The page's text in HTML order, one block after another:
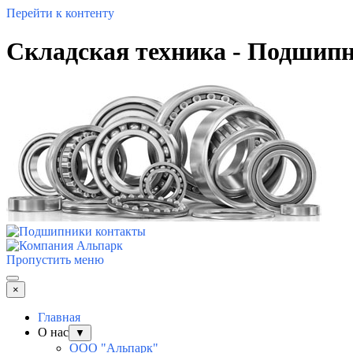
Перейти к контенту
Складская техника -
Пропустить меню
×
Главная
О нас
▼
ООО "Альпарк"